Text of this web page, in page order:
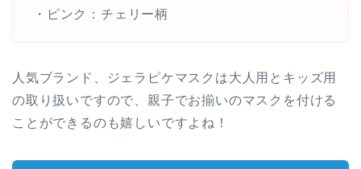
・ピンク：チェリー柄
人気ブランド、ジェラピケマスクは大人用とキッズ用
の取り扱いですので、親子でお揃いのマスクを付ける
ことができるのも嬉しいですよね！